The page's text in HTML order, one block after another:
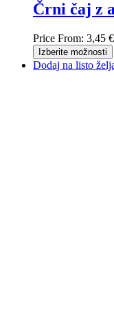
Črni čaj z
Price From: 3,45 €
Izberite možnosti
Dodaj na listo